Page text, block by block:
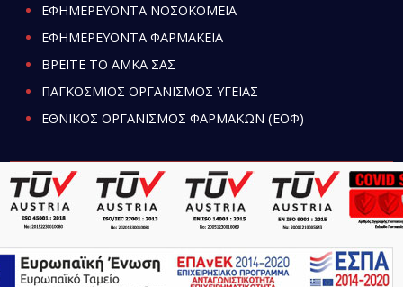
ΕΦΗΜΕΡΕΥΟΝΤΑ ΝΟΣΟΚΟΜΕΙΑ
ΕΦΗΜΕΡΕΥΟΝΤΑ ΦΑΡΜΑΚΕΙΑ
ΒΡΕΙΤΕ ΤΟ ΑΜΚΑ ΣΑΣ
ΠΑΓΚΟΣΜΙΟΣ ΟΡΓΑΝΙΣΜΟΣ ΥΓΕΙΑΣ
ΕΘΝΙΚΟΣ ΟΡΓΑΝΙΣΜΟΣ ΦΑΡΜΑΚΩΝ (ΕΟΦ)